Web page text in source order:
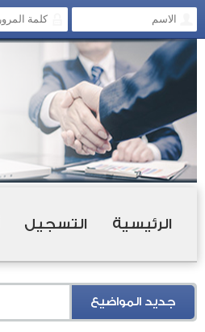
الرئيسية التسجيل
جديد المواضيع